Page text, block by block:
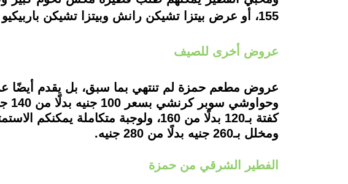
155، أو عرض بيتزا تشيكن رانش وبيتزا تشيكن باربيكيو بـ130 جنيه بدلًا من 160 جنيه.
عروض أخرى للصيف
عروض مطعم حمزة لم تنتهي بما سبق، بل يقدم أيضًا
كفتة بـ120 بدلًا من 160، ولوجبة
ومخلل بـ260 جنيه بدلًا من 280 جنيه.
الفطير الشرقي من حمزة